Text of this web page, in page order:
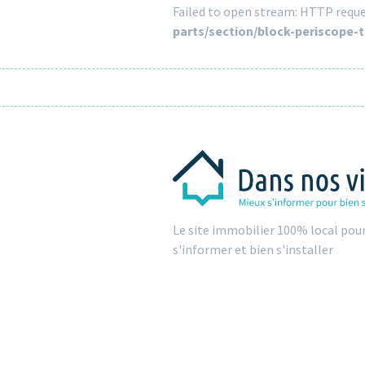
Failed to open stream: HTTP
parts/section/block-
Le site immobilier 100% local
s'informer et bien s'installer